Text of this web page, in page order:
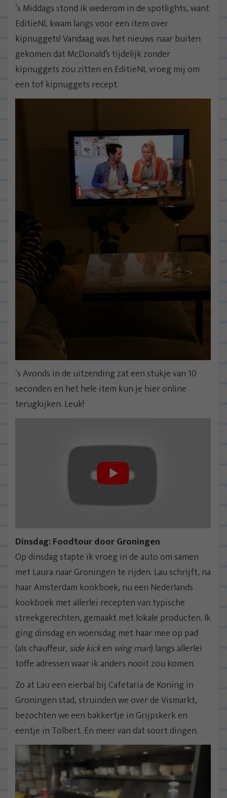
‘s Middags stond ik wederom in de spotlights, want
EditieNL kwam langs voor een item over
kipnuggets! Vandaag was het nieuws naar buiten
gekomen dat McDonald’s tijdelijk zonder
kipnuggets zou zitten en EditieNL vroeg mij om
een tof kipnuggets recept.
‘s Avonds in de uitzending zat een stukje van 10
seconden en het hele item kun je hier online
terugkijken. Leuk!
Dinsdag: Foodtour door Groningen
Op dinsdag stapte ik vroeg in de auto om samen
met Laura naar Groningen te rijden. Lau schrijft, na
haar Amsterdam kookboek, nu een Nederlands
kookboek met allerlei recepten van typische
streekgerechten, gemaakt met lokale producten. Ik
ging dinsdag en woensdag met haar mee op pad
(als chauffeur, side kicken wing man) langs allerlei
toffe adressen waar ik anders nooit zou komen.
Zo at Lau een eierbal bij Cafetaria de Koning in
Groningen stad, struinden we over de Vismarkt,
bezochten we een bakkertje in Grijpskerk en
eentje in Tolbert. En meer van dat soort dingen.